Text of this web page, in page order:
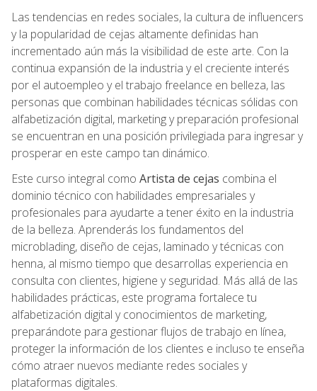
Las tendencias en redes sociales, la cultura de influencers
y la popularidad de cejas altamente definidas han
incrementado aún más la visibilidad de este arte. Con la
continua expansión de la industria y el creciente interés
por el autoempleo y el trabajo freelance en belleza, las
personas que combinan habilidades técnicas sólidas con
alfabetización digital, marketing y preparación profesional
se encuentran en una posición privilegiada para ingresar y
prosperar en este campo tan dinámico.
Este curso integral como Artista de cejas combina el
dominio técnico con habilidades empresariales y
profesionales para ayudarte a tener éxito en la industria
de la belleza. Aprenderás los fundamentos del
microblading, diseño de cejas, laminado y técnicas con
henna, al mismo tiempo que desarrollas experiencia en
consulta con clientes, higiene y seguridad. Más allá de las
habilidades prácticas, este programa fortalece tu
alfabetización digital y conocimientos de marketing,
preparándote para gestionar flujos de trabajo en línea,
proteger la información de los clientes e incluso te enseña
cómo atraer nuevos mediante redes sociales y
plataformas digitales.